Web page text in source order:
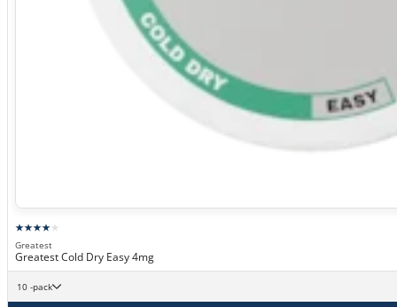
Greatest
Greatest Cold Dry Easy 4mg
10 -pack